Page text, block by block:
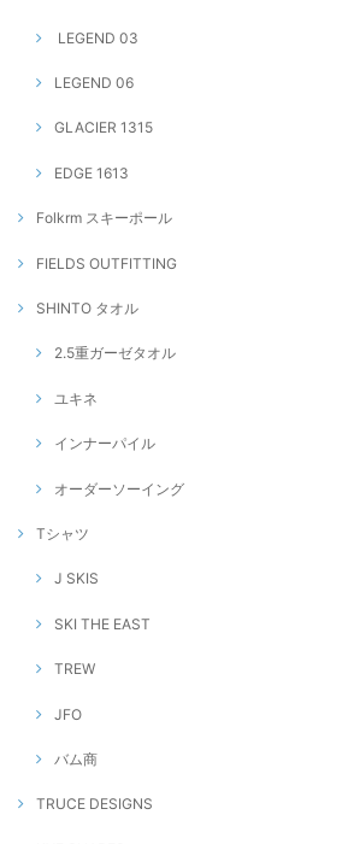
LEGEND 03
LEGEND 06
GLACIER 1315
EDGE 1613
Folkrm スキーポール
FIELDS OUTFITTING
SHINTO タオル
2.5重ガーゼタオル
ユキネ
インナーパイル
オーダーソーイング
Tシャツ
J SKIS
SKI THE EAST
TREW
JFO
バム商
TRUCE DESIGNS